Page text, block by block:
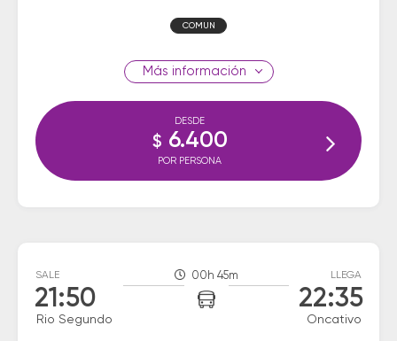
COMUN
información
DESDE
$ 6.400
POR PERSONA
SALE
21:50
Rio Segundo
00h 45m LLEGA
22:35
Oncativo